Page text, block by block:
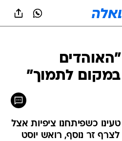
לתמוך"
כשפיתחנו ציפיות אצל
זר נוסף, רואש יוסט